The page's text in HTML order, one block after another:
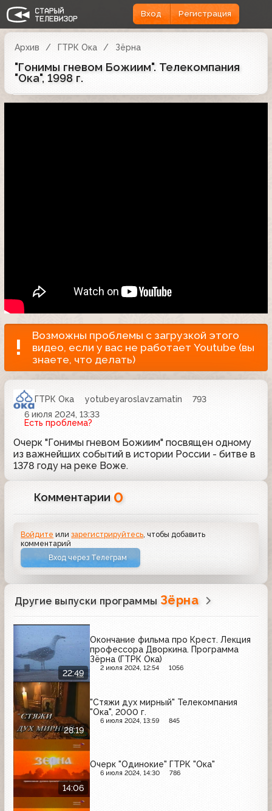
Вход Регистрация
Архив ГТРК Ока Зёрна
"Гонимы гневом Божиим". Телекомпания
"Ока", 1998 г.
Возможны проблемы с загрузкой этого
видео, если у вас не работает Youtube (вы
знаете, что делать)
ГТРК Ока yotubeyaroslavzamatin
793
6 июля 2024, 13:33
Есть проблема?
Очерк "Гонимы гневом Божиим" посвящен одному
из важнейших событий в истории России - битве в
1378 году на реке Воже.
Комментарии 0
Войдите илизарегистрируйтесь , чтобы добавить
комментарий
Вход через Телеграм
Другие выпуски программы Зёрна
22:49
Окончание фильма про Крест. Лекция
профессора Дворкина. Программа
Зёрна (ГТРК Ока)
2 июля 2024, 12:54 1056
28:19
"Стяжи дух мирный" Телекомпания
"Ока", 2000 г.
6 июля 2024, 13:59 845
14:06
Очерк "Одинокие" ГТРК "Ока"
6 июля 2024, 14:30 786